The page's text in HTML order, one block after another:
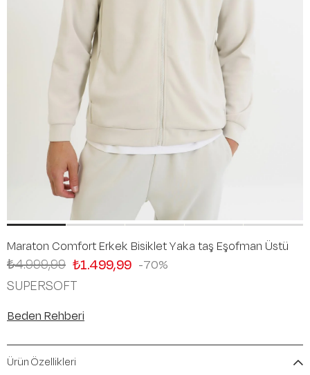
Maraton Comfort Erkek Bisiklet Yaka taş Eşofman Üstü
70
₺4.999,99 ₺1.499,99
SUPERSOFT
Beden Rehberi
Ürün Özellikleri